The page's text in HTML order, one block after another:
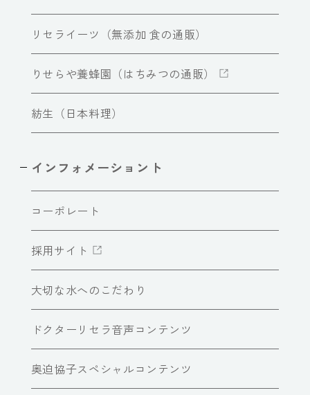
リセライーツ（無添加 食の通販）
りせらや養蜂園（はちみつの通販）
紡生（日本料理）
インフォメーショント
コーポレート
採用サイト
大切な水へのこだわり
ドクターリセラ音声コンテンツ
奥迫協子スペシャルコンテンツ